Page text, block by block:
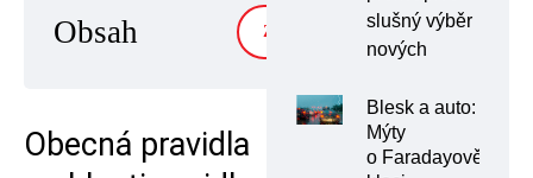
Obsah ZOBRAZIT
Obecná pravidla
slušný výběr
nových
Blesk a auto:
Mýty
o Faradayově